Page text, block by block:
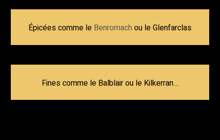
Épicées comme le Benromach ou le Glenfarclas
Fines comme le Balblair ou le Kilkerran…